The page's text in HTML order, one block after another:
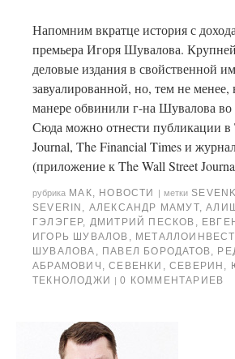
Напомним вкратце история с
премьера Игоря Шувалова.
деловые издания в свойственной им
завуалированной, но, тем не
манере обвинили г-на Шувалова во
Сюда можно отнести публикации в
Journal, The Financial Times и
(приложение к The Wall Street
рубрика МАК, НОВОСТИ | метки
SEVERIN , АЛЕКСАНДР МАМУТ,
ГЭЛЭГЕР, ДМИТРИЙ ПЕСКОВ ,
ИГОРЬ ШУВАЛОВ , МЕТАЛЛОИНВЕСТ
ШУВАЛОВА , ПАВЕЛ БОРОДАТОВ,
АБРАМОВИЧ ,СЕВЕНКИ ,СЕВЕРИН ,
ТЕКНОЛОДЖИ
| 0 КОММЕНТАРИЕВ